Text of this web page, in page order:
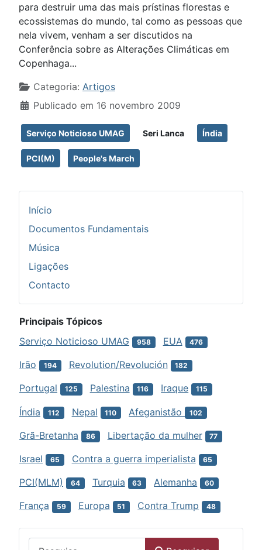
para destruir uma das mais prístinas florestas e
ecossistemas do mundo, tal como as pessoas que
nela vivem, venham a ser discutidos na
Conferência sobre as Alterações Climáticas em
Copenhaga...
Detalhes
Categoria: Artigos
Publicado em 16 novembro 2009
Serviço Noticioso UMAG Seri Lanca Índia
PCI(M) People's March
Início
Documentos Fundamentais
Música
Ligações
Contacto
Principais Tópicos
Serviço Noticioso UMAG
958 EUA 476
Irão 194 Revolution/Revolución 182
Portugal 125 Palestina 116 Iraque 115
Índia 112 Nepal 110 Afeganistão 102
Grã-Bretanha 86 Libertação da mulher 77
Israel 65 Contra a guerra imperialista 65
PCI(MLM) 64 Turquia 63 Alemanha 60
França 59 Europa 51 Contra Trump 48